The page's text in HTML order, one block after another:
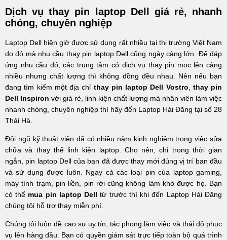
Dịch vụ thay pin laptop Dell giá rẻ, nhanh
chóng, chuyên nghiệp
Laptop Dell hiện giờ được sử dụng rất nhiều tại thị trường Việt Nam
do đó mà nhu cầu thay pin laptop Dell cũng ngày càng lớn. Để đáp
ứng nhu cầu đó, các trung tâm có dịch vụ thay pin mọc lên càng
nhiều nhưng chất lượng thì không đồng đều nhau. Nên nếu bạn
đang tìm kiếm một địa chỉ thay pin laptop Dell Vostro, thay pin
Dell Inspiron với giá rẻ, linh kiện chất lượng mà nhân viên làm việc
nhanh chóng, chuyên nghiệp thì hãy đến Laptop Hải Đăng tại số 28
Thái Hà.
Đội ngũ kỹ thuật viên đã có nhiều năm kinh nghiệm trong việc sửa
chữa và thay thế linh kiện laptop. Cho nên, chỉ trong thời gian
ngắn, pin laptop Dell của bạn đã được thay mới đúng vị trí ban đầu
và sử dụng được luôn. Ngay cả các loại pin của laptop gaming,
máy tính trạm, pin liền, pin rời cũng không làm khó được họ. Bạn
có thể mua pin laptop Dell từ trước thì khi đến Laptop Hải Đăng
chúng tôi hỗ trợ thay miễn phí.
Chúng tôi luôn đề cao sự uy tín, tác phong làm việc và thái độ phục
vụ lên hàng đầu. Bạn có quyền giám sát trực tiếp toàn bộ quá trình